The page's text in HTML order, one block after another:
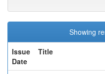
Showing
Issue
Date
Title